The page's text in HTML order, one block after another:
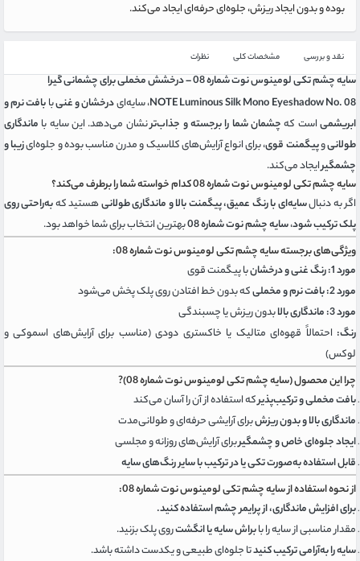
بوده و بدون ایجاد ریزش، جلوه‌ای حرفه‌ای ایجاد می‌کند.
نقد و بررسی مشخصات کلی نظرات
سایه چشم تکی لومینوس نوت شماره 08 – درخشش مخملی برای چشمانی گیرا
NOTE Luminous Silk Mono Eyeshadow No. 08، سایه‌ایدرخشان و غنیبابافت نرم و
ابریشمیاست کهچشمان شما را برجسته و جذاب‌ترنشان می‌دهد. این سایه با ماندگاری
طولانیوپیگمنت قوی، برای انواع آرایش‌های کلاسیک و مدرن مناسب بوده و جلوه‌ایزیبا و
چشمگیرایجاد می‌کند.
سایه چشم تکی لومینوس نوت شماره 08 کدام خواسته شما را برطرف می‌کند؟
اگر به دنبالسایه‌ای با رنگ عمیق، پیگمنت بالا و ماندگاری طولانیهستید کهبه‌راحتی روی
پلک ترکیب شود،سایه چشم نوت شماره 08
بهترین انتخاب برای شما خواهد بود.
ویژگی‌های برجسته سایه چشم تکی لومینوس نوت شماره 08:
مورد 1:
رنگ غنی و درخشانبا پیگمنت قوی
مورد 2:
بافت نرم و مخملیکه بدون خط افتادن روی پلک پخش می‌شود
مورد 3:
ماندگاری بالابدون ریزش یا چسبندگی
رنگ: احتمالاً قهوه‌ای متالیک یا خاکستری دودی (مناسب برای آرایش‌های اسموکی و
لوکس)
چرا این محصول (سایه چشم تکی لومینوس نوت شماره 08)?
بافت مخملی و ترکیب‌پذیرکه استفاده از آن را آسان می‌کند
ماندگاری بالا و بدون ریزشبرای آرایشی حرفه‌ای و طولانی‌مدت
ایجاد جلوه‌ای خاص و چشمگیربرای آرایش‌های روزانه و مجلسی
قابل استفاده به‌صورت تکی یا در ترکیب با سایر رنگ‌های سایه
از نحوه استفاده از سایه چشم تکی لومینوس نوت شماره 08:
برای افزایش ماندگاری، از پرایمر چشم استفاده کنید.
مقدار مناسبی از سایه را بابراش سایه یا انگشتروی پلک بزنید.
سایه را به‌آرامی ترکیب کنیدتا جلوه‌ای طبیعی و یکدست داشته باشد.